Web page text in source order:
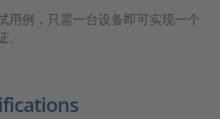
用例，只需一台设备即可实现一个